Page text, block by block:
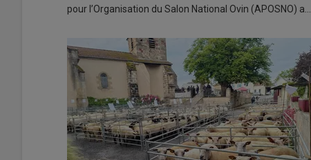
pour l’Organisation du Salon National Ovin (APOSNO) a…